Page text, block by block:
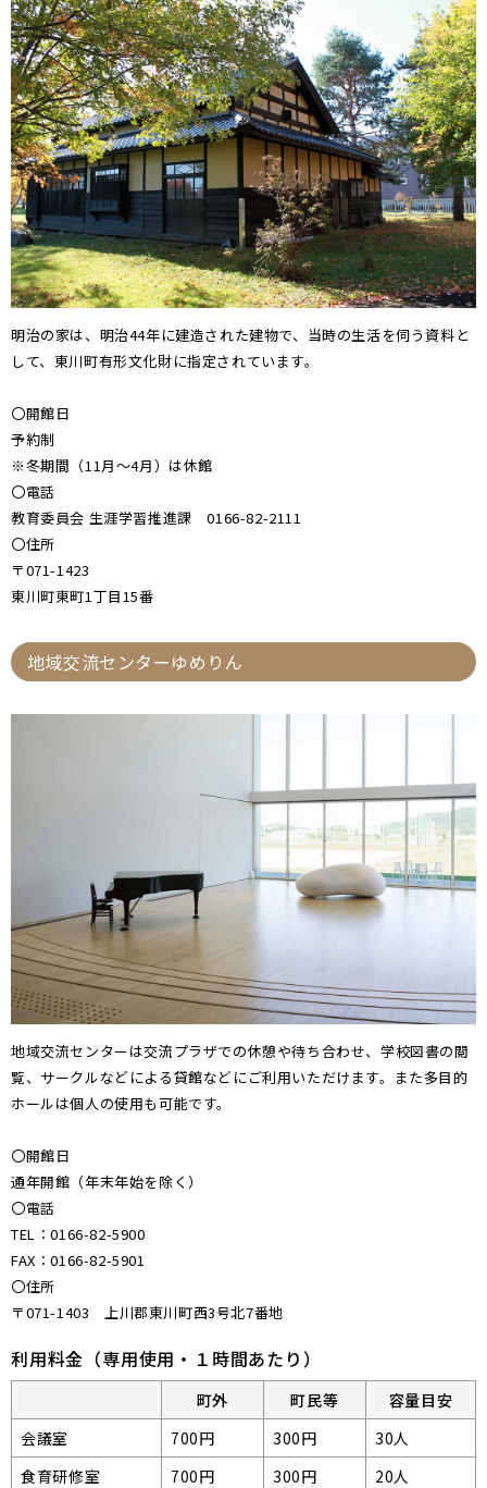
明治の家は、明治44年に建造された建物で、当時の生活を伺う資料と
して、東川町有形文化財に指定されています。
〇開館日
予約制
※冬期間（11月～4月）は休館
〇電話
教育委員会 生涯学習推進課 0166-82-2111
〇住所
〒071-1423
東川町東町1丁目15番
地域交流センターゆめりん
地域交流センターは交流プラザでの休憩や待ち合わせ、学校図書の閲
覧、サークルなどによる貸館などにご利用いただけます。また多目的
ホールは個人の使用も可能です。
〇開館日
通年開館（年末年始を除く）
〇電話
TEL：0166-82-5900
FAX：0166-82-5901
〇住所
〒071-1403 上川郡東川町西3号北7番地
利用料金（専用使用・１時間あたり）
町外 町民等
容量目安
会議室
700円 300円
30人
食育研修室
700円 300円
20人